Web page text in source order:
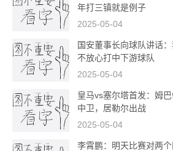
年打三镇就是例子
2025-05-04
国安董事长向球队讲话
不放心打中下游球队
2025-05-04
皇马vs塞尔塔首发：姆
中卫，居勒尔出战
2025-05-04
李霄鹏：明天比赛对两